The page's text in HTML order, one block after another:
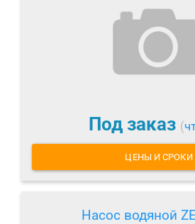
Под заказ (
ЦЕНЫ И СРОКИ
Насос водяной